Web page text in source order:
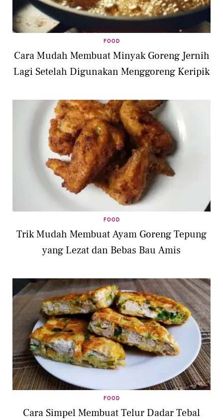
FOOD
Cara Mudah Membuat Minyak Goreng Jernih
Lagi Setelah Digunakan Menggoreng Keripik
FOOD
Trik Mudah Membuat Ayam Goreng Tepung
yang Lezat dan Bebas Bau Amis
FOOD
Cara Simpel Membuat Telur Dadar Tebal